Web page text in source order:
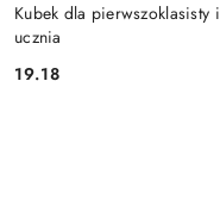
Kubek dla pierwszoklasisty
ucznia
Cena:
19.18